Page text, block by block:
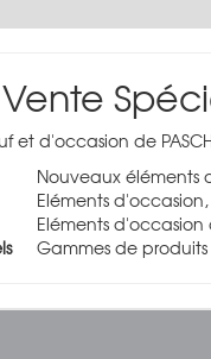
Vente
et d'occasion de
Nouveaux éléments
Eléments
Eléments
Gammes de